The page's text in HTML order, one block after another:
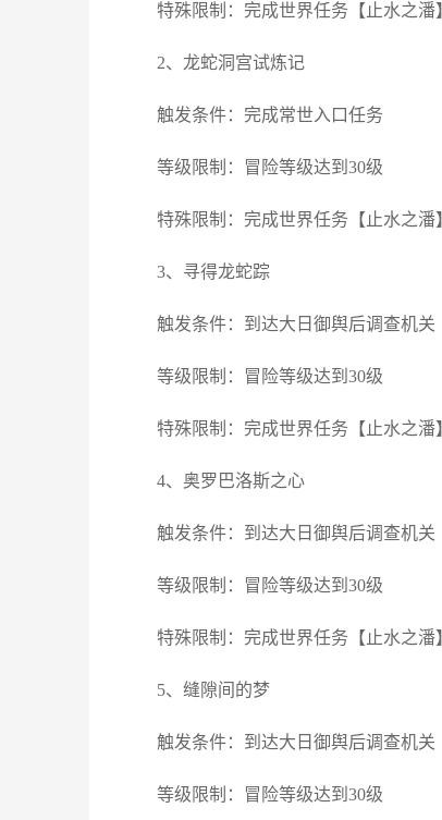
特殊限制：完成世界任务【止水之潘
2、龙蛇洞宫试炼记
触发条件：完成常世入口任务
等级限制：冒险等级达到30级
特殊限制：完成世界任务【止水之潘
3、寻得龙蛇踪
触发条件：到达大日御舆后调查机关
等级限制：冒险等级达到30级
特殊限制：完成世界任务【止水之潘
4、奥罗巴洛斯之心
触发条件：到达大日御舆后调查机关
等级限制：冒险等级达到30级
特殊限制：完成世界任务【止水之潘
5、缝隙间的梦
触发条件：到达大日御舆后调查机关
等级限制：冒险等级达到30级